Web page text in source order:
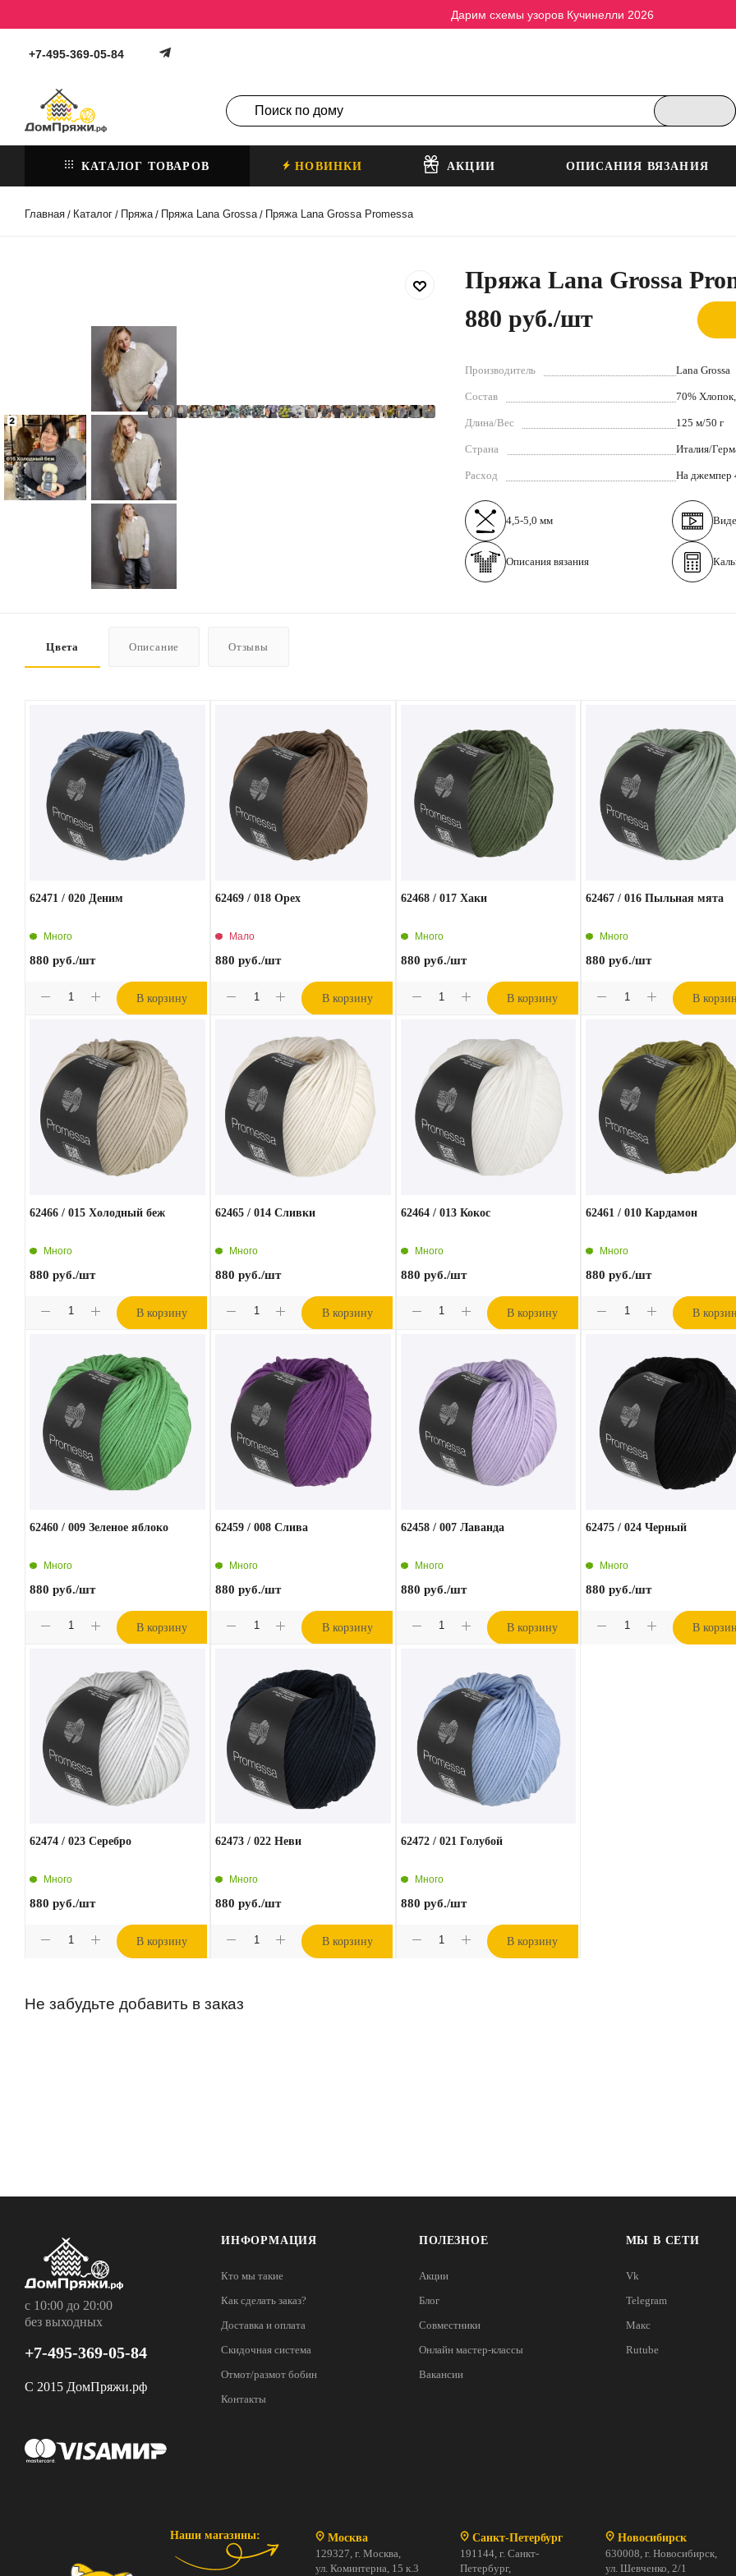
Дарим схемы узоров Кучинелли 2026
+7-495-369-05-84
КАТАЛОГ ТОВАРОВ НОВИНКИ АКЦИИ ОПИСАНИЯ ВЯЗАНИЯ
Главная / Каталог / Пряжа / Пряжа Lana Grossa / Пряжа Lana Grossa Promessa
Пряжа Lana Grossa
880 руб./шт
Производитель Lana Grossa
Состав 70%
Длина/Вес 125 м/50 г
Страна Италия/
Расход На джемпер
4,5-5,0 мм
Описания вязания
Цвета Описание Отзывы
62471 / 020 Деним
Много
880 руб./шт
В корзину
62469 / 018 Орех
Мало
880 руб./шт
В корзину
62468 / 017 Хаки
Много
880 руб./шт
В корзину
62467 / 016 Пыльная мята
Много
880 руб./шт
В
62466 / 015 Холодный беж
Много
880 руб./шт
В корзину
62465 / 014 Сливки
Много
880 руб./шт
В корзину
62464 / 013 Кокос
Много
880 руб./шт
В корзину
62461 / 010 Кардамон
Много
880 руб./шт
В
62460 / 009 Зеленое яблоко
Много
880 руб./шт
В корзину
62459 / 008 Слива
Много
880 руб./шт
В корзину
62458 / 007 Лаванда
Много
880 руб./шт
В корзину
62475 / 024 Черный
Много
880 руб./шт
В
62474 / 023 Серебро
Много
880 руб./шт
В корзину
62473 / 022 Неви
Много
880 руб./шт
В корзину
62472 / 021 Голубой
Много
880 руб./шт
В корзину
Не забудьте добавить в заказ
с 10:00 до 20:00
без выходных
+7-495-369-05-84
С 2015 ДомПряжи.рф
ИНФОРМАЦИЯ
Кто мы такие
Как сделать заказ?
Доставка и оплата
Скидочная система
Отмот/размот бобин
Контакты
ПОЛЕЗНОЕ
Акции
Блог
Совместники
Онлайн мастер-классы
Вакансии
МЫ В СЕТИ
Vk
Telegram
Макс
Rutube
Наши магазины:
Москва
129327, г. Москва,
ул. Коминтерна, 15 к.3
Санкт-Петербург
191144, г. Санкт-
Петербург,
Новосибирск
630008, г. Новосибирск,
ул. Шевченко, 2/1